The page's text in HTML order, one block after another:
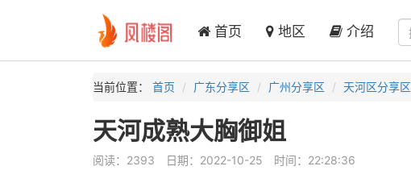
首页 地区 介绍
当前位置： 首页 广东分享区 广州分享区 天河区分享区
天河成熟大胸御姐
阅读：2393 日期：2022-10-25 时间：22:28:36